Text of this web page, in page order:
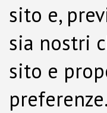
sito e,
sia nostri
sito e